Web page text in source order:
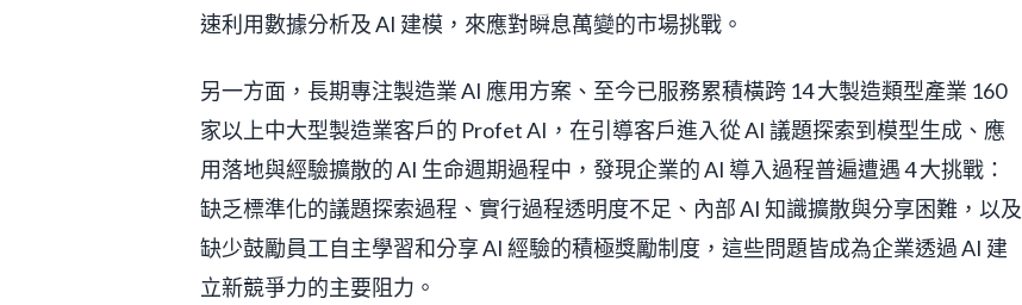
速利用數據分析及 AI 建模，來應對瞬息萬變的市場挑戰。
另一方面，長期專注製造業 AI 應用方案、至今已服務累積橫跨 14 大製造類型產業 160
家以上中大型製造業客戶的 Profet AI，在引導客戶進入從 AI 議題探索到模型生成、應
用落地與經驗擴散的 AI 生命週期過程中，發現企業的 AI 導入過程普遍遭遇 4 大挑戰：
缺乏標準化的議題探索過程、實行過程透明度不足、內部 AI 知識擴散與分享困難，以及
缺少鼓勵員工自主學習和分享 AI 經驗的積極獎勵制度，這些問題皆成為企業透過 AI 建
立新競爭力的主要阻力。